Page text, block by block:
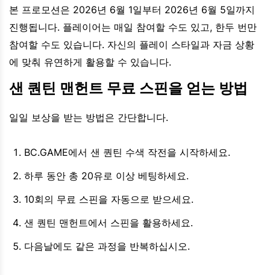
본 프로모션은 2026년 6월 1일부터 2026년 6월 5일까지
진행됩니다. 플레이어는 매일 참여할 수도 있고, 한두 번만
참여할 수도 있습니다. 자신의 플레이 스타일과 자금 상황
에 맞춰 유연하게 활용할 수 있습니다.
샌 퀀틴 맨헌트 무료 스핀을 얻는 방법
일일 보상을 받는 방법은 간단합니다.
BC.GAME에서 샌 퀀틴 수색 작전을 시작하세요.
하루 동안 총 20유로 이상 베팅하세요.
10회의 무료 스핀을 자동으로 받으세요.
샌 퀀틴 맨헌트에서 스핀을 활용하세요.
다음날에도 같은 과정을 반복하십시오.